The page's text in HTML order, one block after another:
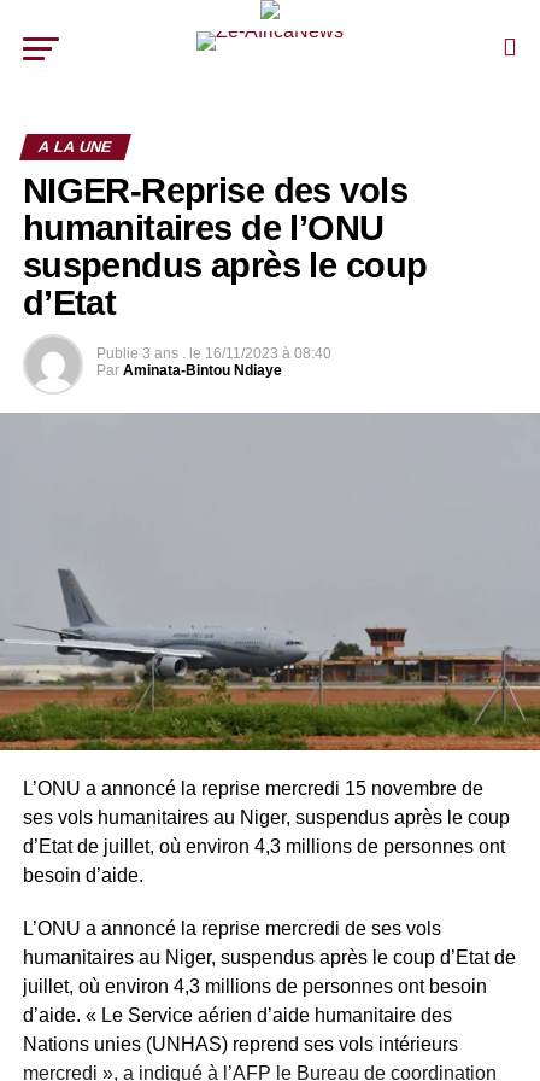
A LA UNE
NIGER-Reprise des vols
humanitaires de l’ONU
suspendus après le coup
d’Etat
Publie 3 ans . le 16/11/2023 à 08:40
Par Aminata-Bintou Ndiaye
L’ONU a annoncé la reprise mercredi 15 novembre de
ses vols humanitaires au Niger, suspendus après le coup
d’Etat de juillet, où environ 4,3 millions de personnes ont
besoin d’aide.
L’ONU a annoncé la reprise mercredi de ses vols
humanitaires au Niger, suspendus après le coup d’Etat de
juillet, où environ 4,3 millions de personnes ont besoin
d’aide. « Le Service aérien d’aide humanitaire des
Nations unies (UNHAS) reprend ses vols intérieurs
mercredi », a indiqué à l’AFP le Bureau de coordination